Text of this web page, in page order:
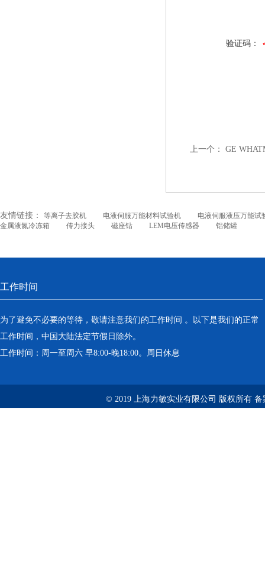
验证码：
上一个： GE
友情链接： 等离子去胶机 电液伺服万能材料试验机
电液伺服液压万能试
金属液氮冷冻箱
传力接头 磁座钻 LEM电压传感器 铝储罐
工作时间
为了避免不必要的等待，敬请注意我们的工作时间 。以下是我们的正常
工作时间，中国大陆法定节假日除外。
工作时间：周一至周六 早8:00-晚18:00。周日休息
© 2019 上海力敏实业有限公司 版权所有 备